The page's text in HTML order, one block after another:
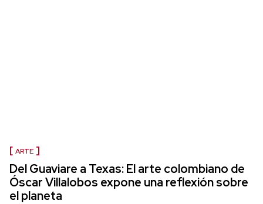
ARTE
Del Guaviare a Texas: El arte colombiano de
Óscar Villalobos expone una reflexión sobre
el planeta